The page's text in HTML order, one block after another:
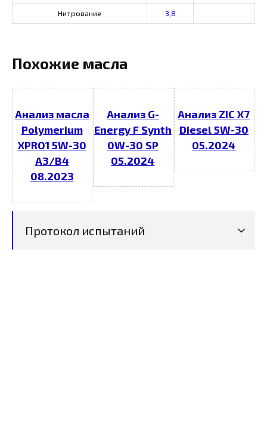
Нитрование 3,8
Похожие масла
Анализ масла
Polymerium
XPRO1 5W-30
A3/B4
08.2023
Анализ G-
Energy F Synth
0W-30 SP
05.2024
Анализ ZIC X7
Diesel 5W-30
05.2024
Протокол испытаний